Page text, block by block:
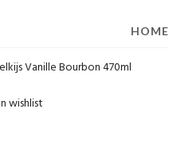
HOME
Vanille Bourbon 470ml
wishlist